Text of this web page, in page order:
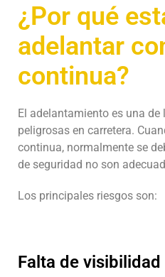
¿Por qué
adelantar
continua?
El adelantamiento es una
peligrosas en carretera.
continua, normalmente se
de seguridad no son
Los principales riesgos son:
Falta de visibilidad